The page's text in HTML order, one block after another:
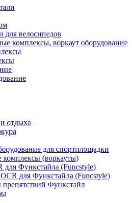
для велосипедов
комплексы, воркаут оборудование
отдыха
для спортплощадки
(воркауты)
для Функстайла (Funcstyle)
для Функстайла (Funcstyle)
Функстайл